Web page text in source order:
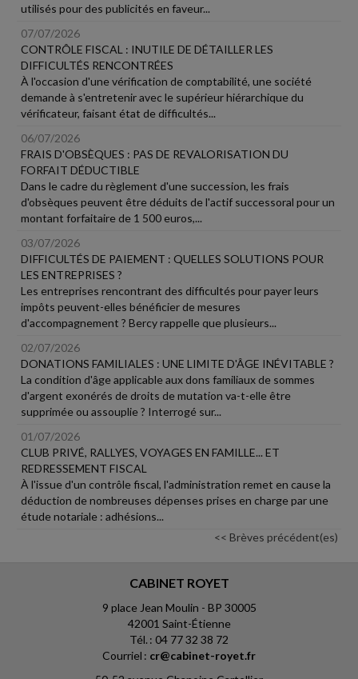
utilisés pour des publicités en faveur...
07/07/2026
CONTRÔLE FISCAL : INUTILE DE DÉTAILLER LES
DIFFICULTÉS RENCONTRÉES
À l'occasion d'une vérification de comptabilité, une société
demande à s'entretenir avec le supérieur hiérarchique du
vérificateur, faisant état de difficultés...
06/07/2026
FRAIS D'OBSÈQUES : PAS DE REVALORISATION DU
FORFAIT DÉDUCTIBLE
Dans le cadre du règlement d'une succession, les frais
d'obsèques peuvent être déduits de l'actif successoral pour un
montant forfaitaire de 1 500 euros,...
03/07/2026
DIFFICULTÉS DE PAIEMENT : QUELLES SOLUTIONS POUR
LES ENTREPRISES ?
Les entreprises rencontrant des difficultés pour payer leurs
impôts peuvent-elles bénéficier de mesures
d'accompagnement ? Bercy rappelle que plusieurs...
02/07/2026
DONATIONS FAMILIALES : UNE LIMITE D'ÂGE INÉVITABLE ?
La condition d'âge applicable aux dons familiaux de sommes
d'argent exonérés de droits de mutation va-t-elle être
supprimée ou assouplie ? Interrogé sur...
01/07/2026
CLUB PRIVÉ, RALLYES, VOYAGES EN FAMILLE... ET
REDRESSEMENT FISCAL
À l'issue d'un contrôle fiscal, l'administration remet en cause la
déduction de nombreuses dépenses prises en charge par une
étude notariale : adhésions...
<< Brèves précédent(es)
CABINET ROYET
9 place Jean Moulin - BP 30005
42001 Saint-Étienne
Tél. : 04 77 32 38 72
Courriel : cr@cabinet-royet.fr